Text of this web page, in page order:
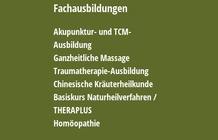
Fachausbildungen
Akupunktur- und TCM-
Ausbildung
Ganzheitliche Massage
Traumatherapie-Ausbildung
Chinesische Kräuterheilkunde
Basiskurs Naturheilverfahren /
THERAPLUS
Homöopathie